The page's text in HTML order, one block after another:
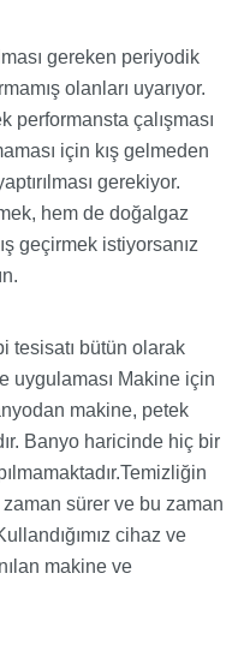
gereken periyodik
olanları uyarıyor.
performansta çalışması
için kış gelmeden
gerekiyor.
hem de doğalgaz
geçirmek istiyorsanız
tesisatı bütün olarak
uygulaması Makine için
makine, petek
Banyo haricinde hiç bir
sürer ve bu zaman
cihaz ve
makine ve